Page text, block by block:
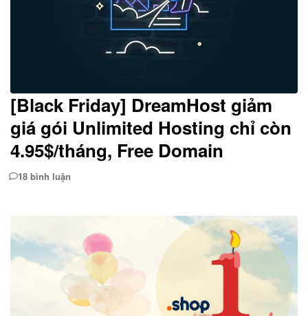
[Black Friday] DreamHost giảm
giá gói Unlimited Hosting chỉ còn
4.95$/tháng, Free Domain
18 bình luận